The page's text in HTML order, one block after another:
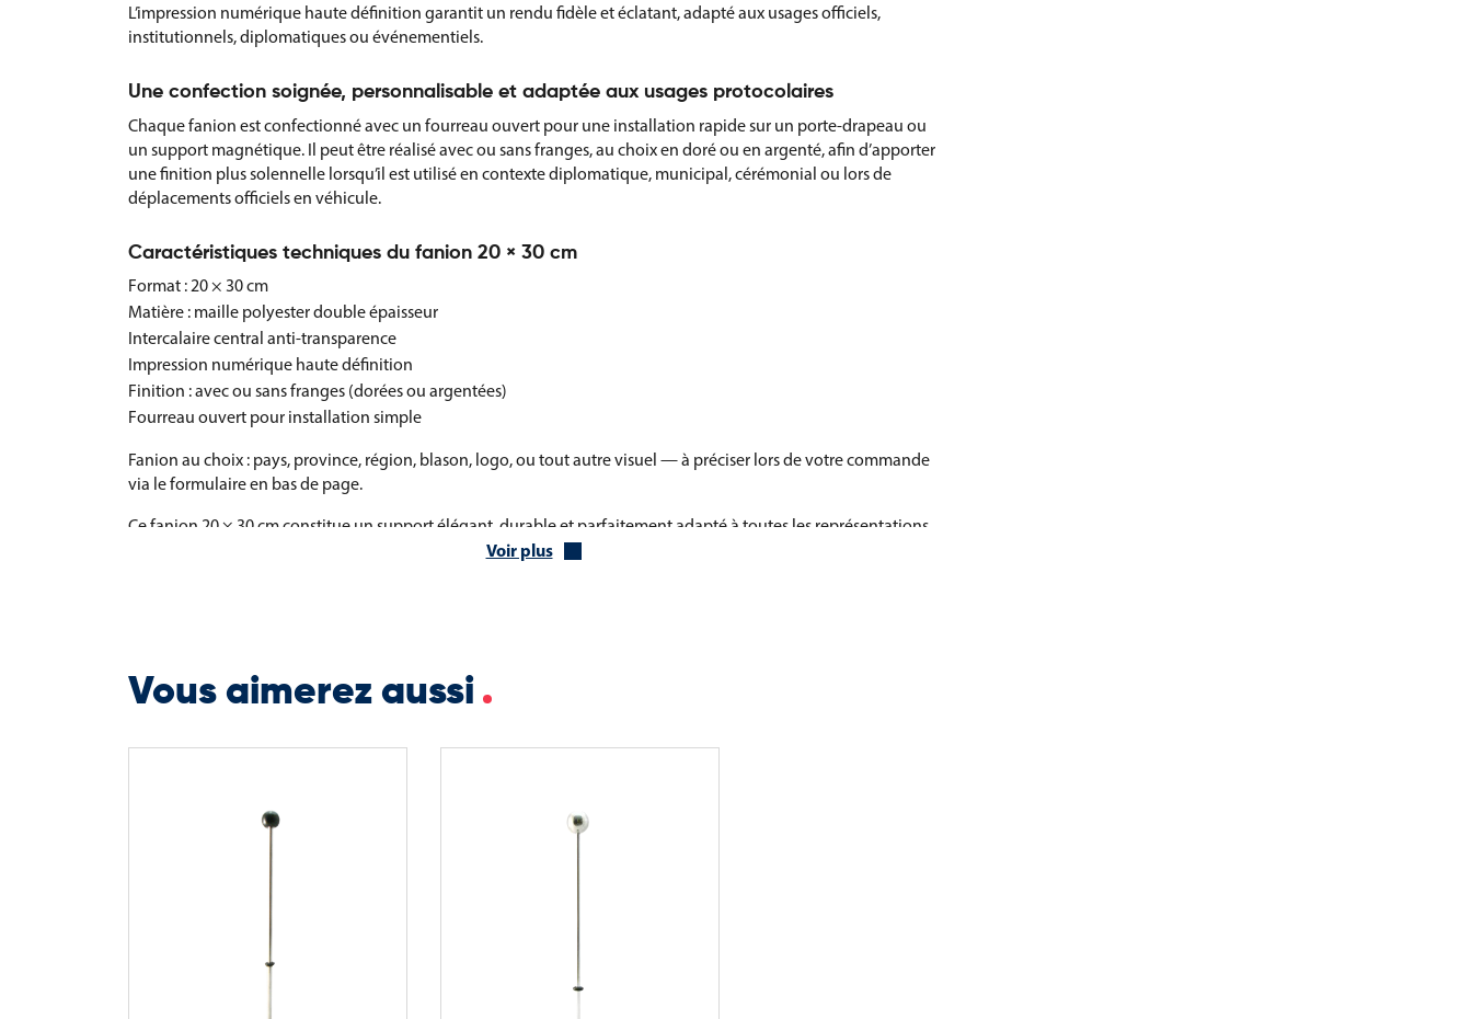
L’impression numérique haute définition garantit un rendu fidèle et éclatant, adapté aux usages officiels,
institutionnels, diplomatiques ou événementiels.
Une confection soignée, personnalisable et adaptée aux usages protocolaires
Chaque fanion est confectionné avec un fourreau ouvert pour une installation rapide sur un porte-drapeau ou
un support magnétique. Il peut être réalisé avec ou sans franges, au choix en doré ou en argenté, afin d’apporter
une finition plus solennelle lorsqu’il est utilisé en contexte diplomatique, municipal, cérémonial ou lors de
déplacements officiels en véhicule.
Caractéristiques techniques du fanion 20 × 30 cm
Format : 20 × 30 cm
Matière : maille polyester double épaisseur
Intercalaire central anti-transparence
Impression numérique haute définition
Finition : avec ou sans franges (dorées ou argentées)
Fourreau ouvert pour installation simple
Fanion au choix : pays, province, région, blason, logo, ou tout autre visuel — à préciser lors de votre commande
via le formulaire en bas de page.
Ce fanion 20 × 30 cm constitue un support élégant, durable et parfaitement adapté à toutes les représentations
Voir plus
Vous aimerez aussi